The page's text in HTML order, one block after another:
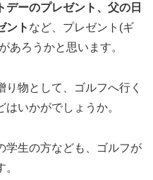
デーのプレゼント、父の日
ント など、プレゼント(ギ
あろうかと思います。
物として、ゴルフへ行く
いかがでしょうか。
学生の方なども、ゴルフが